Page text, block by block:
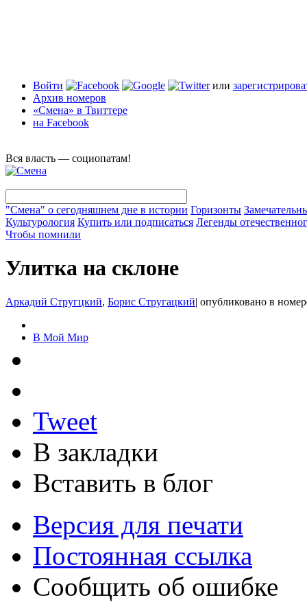
Войти или
Архив номеров
«Смена» в Твиттере
на Facebook
Вся власть — социопатам!
"Смена" о сегодняшнем дне в истории Горизонты
Культурология Купить или подписаться Легенды
Чтобы помнили
Улитка на склоне
Аркадий Стругцкий, Борис Стругацкий| опубликовано в
В Мой Мир
Tweet
В закладки
Вставить в блог
Версия для печати
Постоянная ссылка
Сообщить об ошибке